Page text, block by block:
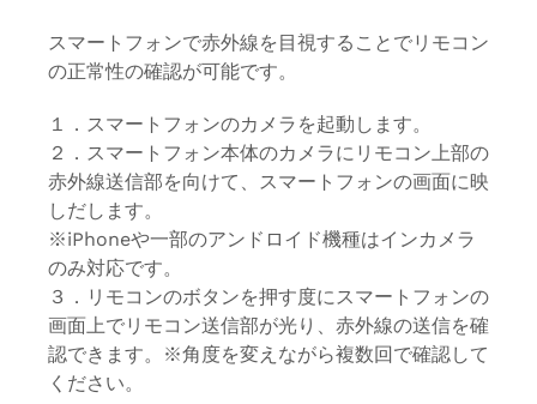
スマートフォンで赤外線を目視することでリモコン
の正常性の確認が可能です。
１．スマートフォンのカメラを起動します。
２．スマートフォン本体のカメラにリモコン上部の
赤外線送信部を向けて、スマートフォンの画面に映
しだします。
※iPhoneや一部のアンドロイド機種はインカメラ
のみ対応です。
３．リモコンのボタンを押す度にスマートフォンの
画面上でリモコン送信部が光り、赤外線の送信を確
認できます。※角度を変えながら複数回で確認して
ください。